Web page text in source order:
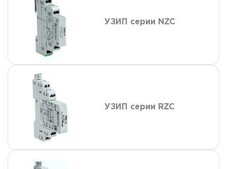
УЗИП серии NZC
УЗИП серии RZC